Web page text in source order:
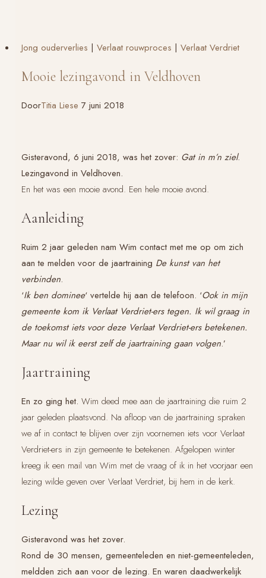
in
Jong ouderverlies | Verlaat rouwproces | Verlaat Verdriet
Mooie lezingavond in Veldhoven
DoorTitia Liese 7 juni 2018
Gisteravond, 6 juni 2018, was het zover: Gat in m’n ziel.
Lezingavond in Veldhoven.
En het was een mooie avond. Een hele mooie avond.
Aanleiding
Ruim 2 jaar geleden nam Wim contact met me op om zich
aan te melden voor de jaartraining De kunst van het
verbinden.
‘Ik ben dominee‘ vertelde hij aan de telefoon. ‘Ook in mijn
gemeente kom ik Verlaat Verdriet-ers tegen. Ik wil graag in
de toekomst iets voor deze Verlaat Verdriet-ers betekenen.
Maar nu wil ik eerst zelf de jaartraining gaan volgen.’
Jaartraining
En zo ging het. Wim deed mee aan de jaartraining die ruim 2
jaar geleden plaatsvond. Na afloop van de jaartraining spraken
we af in contact te blijven over zijn voornemen iets voor Verlaat
Verdriet-ers in zijn gemeente te betekenen. Afgelopen winter
kreeg ik een mail van Wim met de vraag of ik in het voorjaar een
lezing wilde geven over Verlaat Verdriet, bij hem in de kerk.
Lezing
Gisteravond was het zover.
Rond de 30 mensen, gemeenteleden en niet-gemeenteleden,
meldden zich aan voor de lezing. En waren daadwerkelijk